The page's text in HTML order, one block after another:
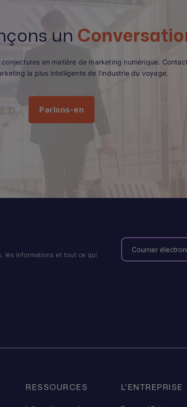
un
en matière de marketing numérique.
la plus intelligente de l'industrie du voyage.
Parlons-en
les informations et tout ce qui
RESSOURCES L'ENTREPRISE